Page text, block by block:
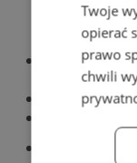
Zabrze
Twoje
opierać
prawo
chwili